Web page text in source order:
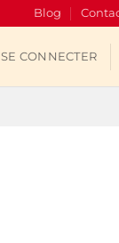
Blog
SE CONNECTER